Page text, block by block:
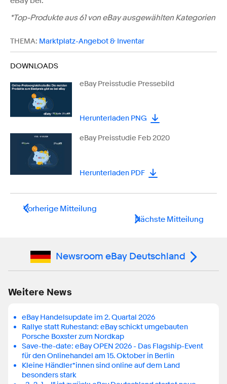
*Top-Produkte aus 61 von eBay ausgewählten Kategorien
THEMA: Marktplatz-Angebot & Inventar
DOWNLOADS
eBay Preisstudie Pressebild
Herunterladen PNG
eBay Preisstudie Feb 2020
Herunterladen PDF
Vorherige Mitteilung
Nächste Mitteilung
Newsroom eBay Deutschland
Weitere News
eBay Handelsupdate im 2. Quartal 2026
Rallye statt Ruhestand: eBay schickt umgebauten
Porsche Boxster zum Nordkap
Save-the-date: eBay OPEN 2026 - Das Flagship-Event
für den Onlinehandel am 15. Oktober in Berlin
Kleine Händler*innen sind online auf dem Land
besonders stark